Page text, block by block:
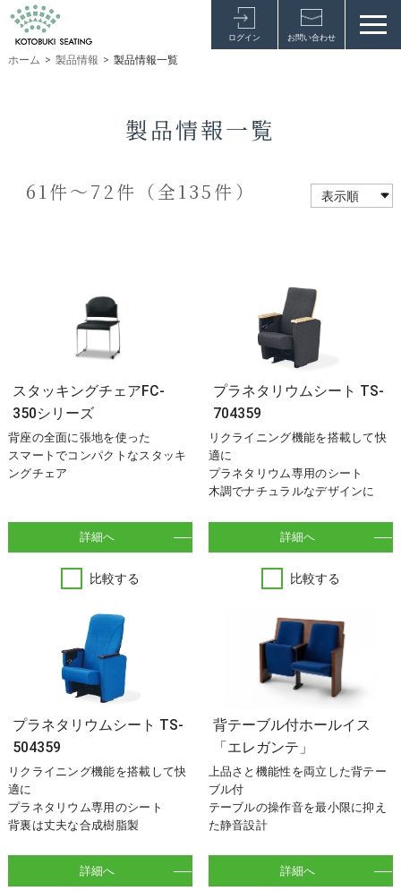
ログイン お問い合わせ
ホーム > 製品情報 > 製品情報一覧
製品情報一覧
61件～72件（全135件）
スタッキングチェアFC-
350シリーズ
背座の全面に張地を使った
スマートでコンパクトなスタッキ
ングチェア
詳細へ
比較する
プラネタリウムシート TS-
704359
リクライニング機能を搭載して快
適に
プラネタリウム専用のシート
木調でナチュラルなデザインに
詳細へ
比較する
プラネタリウムシート TS-
504359
リクライニング機能を搭載して快
適に
プラネタリウム専用のシート
背裏は丈夫な合成樹脂製
詳細へ
背テーブル付ホールイス
「エレガンテ」
上品さと機能性を両立した背テー
ブル付
テーブルの操作音を最小限に抑え
た静音設計
詳細へ